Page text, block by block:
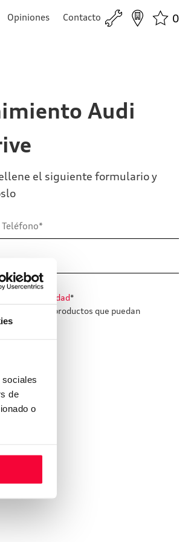
de
o
Opiniones Contacto 0
Audi
el siguiente formulario y
de privacidad*
servicios y productos que puedan
favor, deja este campo vacío.